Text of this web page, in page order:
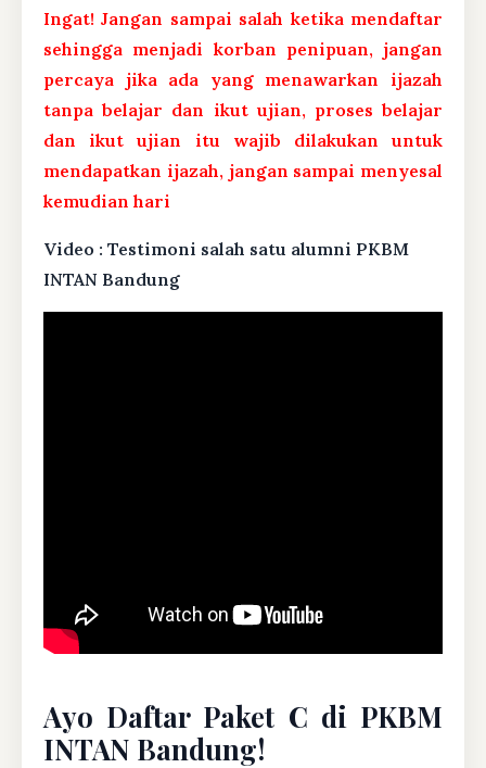
Ingat! Jangan sampai salah ketika mendaftar
sehingga menjadi korban penipuan, jangan
percaya jika ada yang menawarkan ijazah
tanpa belajar dan ikut ujian, proses belajar
dan ikut ujian itu wajib dilakukan untuk
mendapatkan ijazah, jangan sampai menyesal
kemudian hari
Video : Testimoni salah satu alumni PKBM
INTAN Bandung
Ayo Daftar Paket C di PKBM
INTAN Bandung!